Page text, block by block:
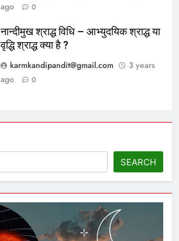
ago
0
नान्दीमुख श्राद्ध विधि – आभ्युदयिक श्राद्ध या
वृद्धि श्राद्ध क्या है ?
karmkandipandit@gmail.com
3 years
ago
0
SEARCH